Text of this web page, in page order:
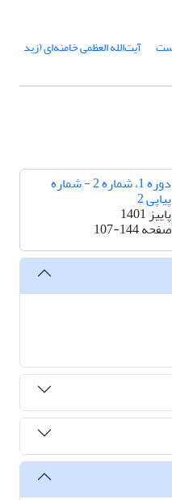
آیت‌الله العظمی خامنه‌ای (زید
دوره 1، شماره 2 - شماره
پیاپی 2
پاییز 1401
صفحه107-144